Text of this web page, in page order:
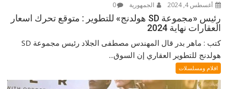
أغسطس 4, 2024 الجمهورية 0
رئيس «مجموعة SD هولدنج» للتطوير : متوقع تحرك اسعار
العقارات نهاية 2024
كتب : ماهر بدر قال المهندس مصطفى الجلاد رئيس مجموعة SD
هولدنج للتطوير العقاري إن السوق...
افلام ومسلسلات